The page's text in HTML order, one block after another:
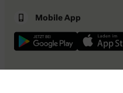
Mobile App